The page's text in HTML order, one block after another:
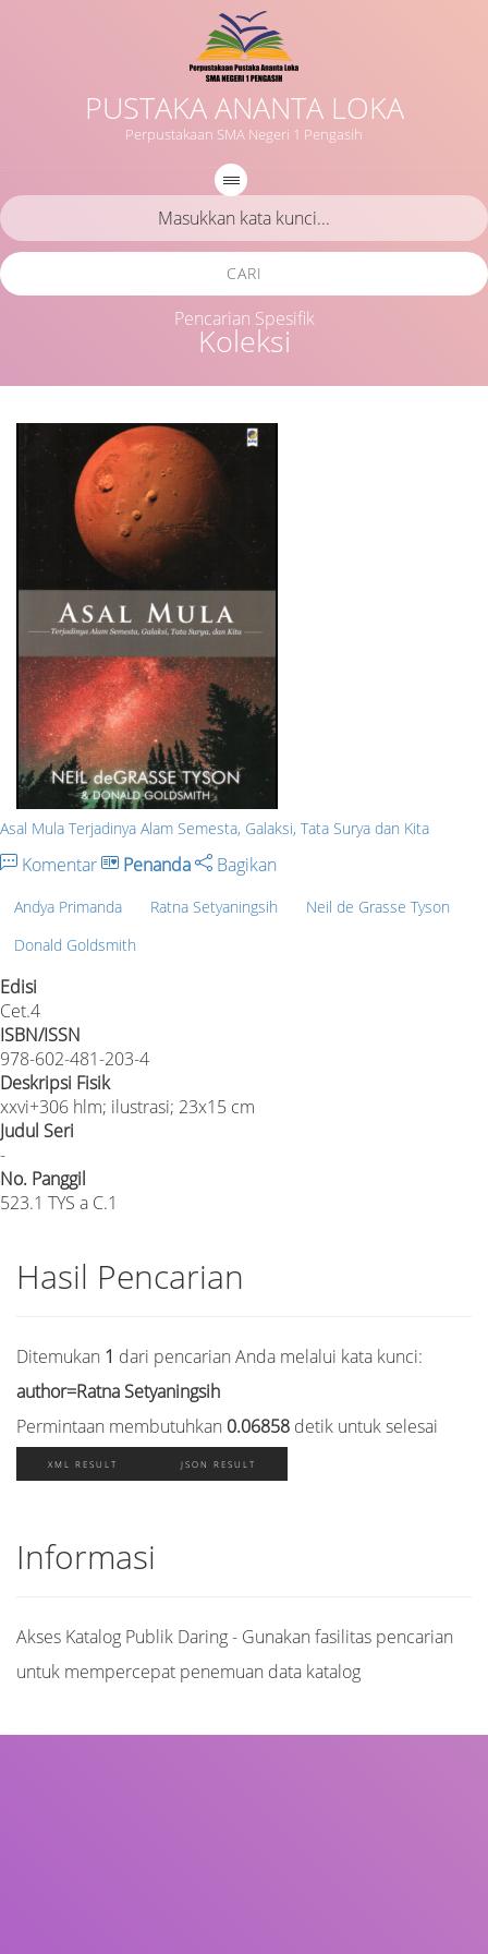
PUSTAKA ANANTA LOKA
Perpustakaan SMA Negeri 1 Pengasih
Koleksi
CARI
Pencarian Spesifik
Asal Mula Terjadinya Alam Semesta, Galaksi, Tata Surya dan Kita
Komentar Penanda Bagikan
Andya Primanda Ratna Setyaningsih
Neil de Grasse Tyson
Donald Goldsmith
Edisi
Cet.4
ISBN/ISSN
978-602-481-203-4
Deskripsi Fisik
xxvi+306 hlm; ilustrasi; 23x15 cm
Judul Seri
-
No. Panggil
523.1 TYS a C.1
Hasil Pencarian
Ditemukan 1 dari pencarian Anda melalui kata kunci:
author=Ratna Setyaningsih
Permintaan membutuhkan 0.06858 detik untuk selesai
XML RESULT JSON RESULT
Informasi
Akses Katalog Publik Daring - Gunakan fasilitas pencarian
untuk mempercepat penemuan data katalog